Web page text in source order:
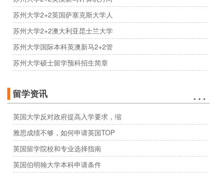
苏州大学2+2英国萨塞克斯大学人
苏州大学2+2澳大利亚昆士兰大学
苏州大学国际本科英澳新马2+2管
苏州大学硕士留学预科招生简章
留学资讯 …
英国大学反对政府提高入学要求，缩
雅思成绩不够，如何申请英国TOP
英国留学院校和专业选择指南
英国伯明翰大学本科申请条件